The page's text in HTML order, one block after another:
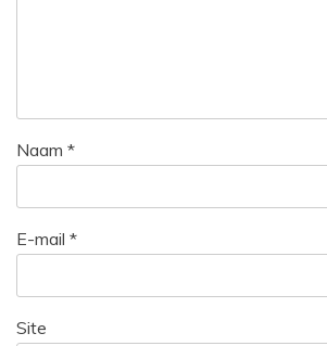
Naam *
E-mail *
Site